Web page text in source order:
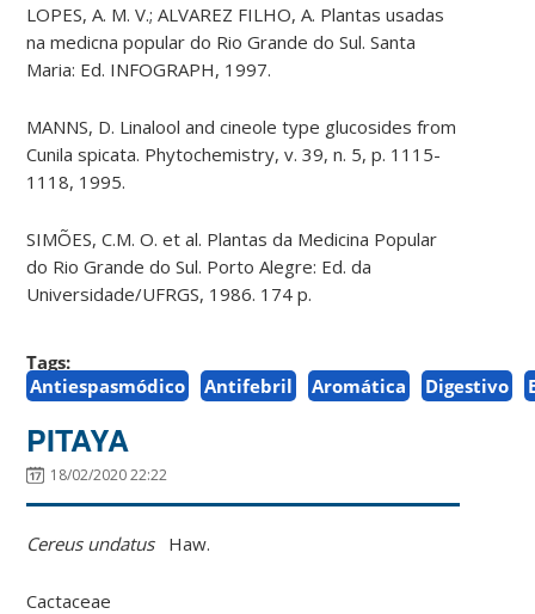
LOPES, A. M. V.; ALVAREZ FILHO, A. Plantas usadas
na medicna popular do Rio Grande do Sul. Santa
Maria: Ed. INFOGRAPH, 1997.
MANNS, D. Linalool and cineole type glucosides from
Cunila spicata. Phytochemistry, v. 39, n. 5, p. 1115-
1118, 1995.
SIMÕES, C.M. O. et al. Plantas da Medicina Popular
do Rio Grande do Sul. Porto Alegre: Ed. da
Universidade/UFRGS, 1986. 174 p.
Tags:
Antiespasmódico
Antifebril Aromática Digestivo
PITAYA
18/02/2020 22:22
Cereus undatusHaw.
Cactaceae